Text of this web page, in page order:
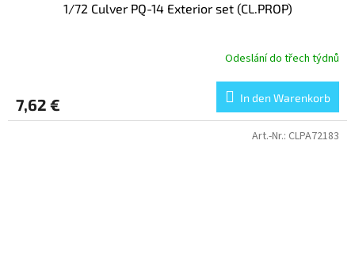
1/72 Culver PQ-14 Exterior set (CL.PROP)
Odeslání do třech týdnů
7,62 € In den Warenkorb
Art.-Nr.: CLPA72183